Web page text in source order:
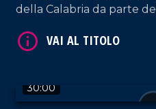
della Calabria da parte
che ha visto la
30:00
VAI AL TITOLO